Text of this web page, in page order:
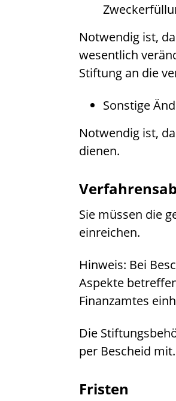
Notwendig ist,
wesentlich
Stiftung an die
Sonstige
Notwendig ist,
dienen.
Sie müssen die
einreichen.
Hinweis: Bei
Aspekte
Finanzamtes
Die
per Bescheid mit.
Fristen